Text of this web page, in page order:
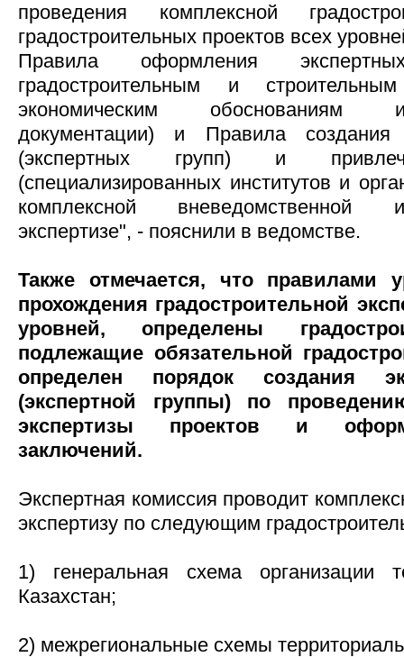
проведения комплексной
градостроительных проектов всех
Правила оформления
градостроительным и
экономическим обоснованиям
документации) и Правила создания
(экспертных групп) и
(специализированных институтов и
комплексной вневедомственной
экспертизе", - пояснили в ведомстве.
Также отмечается, что правилами
прохождения градостроительной
уровней, определены
подлежащие обязательной
определен порядок создания
(экспертной группы) по
экспертизы проектов и
заключений.
Экспертная комиссия проводит
экспертизу по следующим
1) генеральная схема организации
Казахстан;
2) межрегиональные схемы